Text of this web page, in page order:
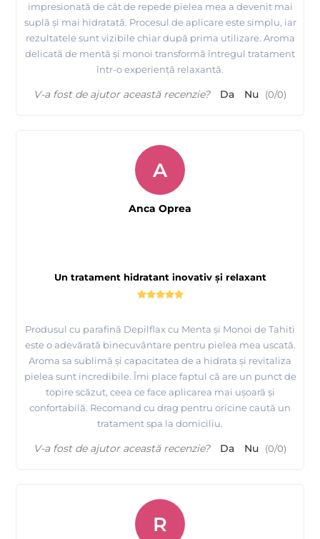
impresionată de cât de repede pielea mea a devenit mai
suplă și mai hidratată. Procesul de aplicare este simplu, iar
rezultatele sunt vizibile chiar după prima utilizare. Aroma
delicată de mentă și monoi transformă întregul tratament
într-o experiență relaxantă.
V-a fost de ajutor această recenzie? Da Nu (0/0)
Un tratament hidratant inovativ și relaxant
Produsul cu parafină Depilflax cu Menta și Monoi de Tahiti
este o adevărată binecuvântare pentru pielea mea uscată.
Aroma sa sublimă și capacitatea de a hidrata și revitaliza
pielea sunt incredibile. Îmi place faptul că are un punct de
topire scăzut, ceea ce face aplicarea mai ușoară și
confortabilă. Recomand cu drag pentru oricine caută un
tratament spa la domiciliu.
A
Anca Oprea
V-a fost de ajutor această recenzie? Da Nu (0/0)
R